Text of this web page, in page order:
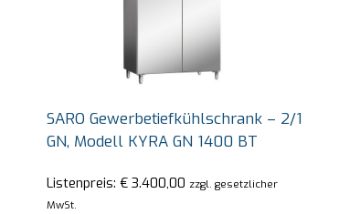
SARO Gewerbetiefkühlschrank – 2/1
GN, Modell KYRA GN 1400 BT
Listenpreis: € 3.400,00 zzgl. gesetzlicher
MwSt.